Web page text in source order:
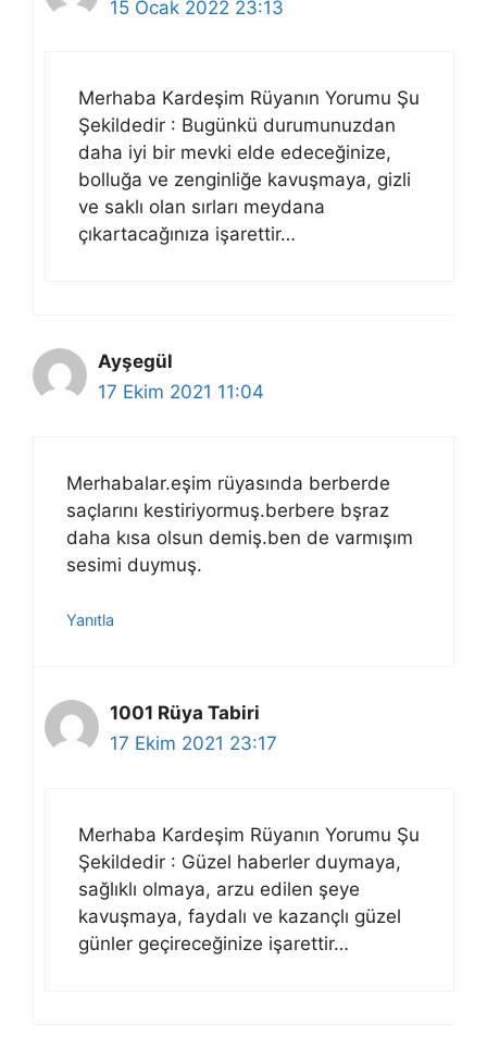
15 Ocak 2022 23:13
Merhaba Kardeşim Rüyanın Yorumu Şu
Şekildedir : Bugünkü durumunuzdan
daha iyi bir mevki elde edeceğinize,
bolluğa ve zenginliğe kavuşmaya, gizli
ve saklı olan sırları meydana
çıkartacağınıza işarettir…
Ayşegül
17 Ekim 2021 11:04
Merhabalar.eşim rüyasında berberde
saçlarını kestiriyormuş.berbere bşraz
daha kısa olsun demiş.ben de varmışım
sesimi duymuş.
Yanıtla
1001 Rüya Tabiri
17 Ekim 2021 23:17
Merhaba Kardeşim Rüyanın Yorumu Şu
Şekildedir : Güzel haberler duymaya,
sağlıklı olmaya, arzu edilen şeye
kavuşmaya, faydalı ve kazançlı güzel
günler geçireceğinize işarettir…